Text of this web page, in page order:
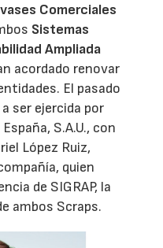
Comerciales
Sistemas
Ampliada
acordado renovar
El pasado
ser ejercida por
S.A.U., con
López Ruiz,
quien
de SIGRAP, la
ambos Scraps.